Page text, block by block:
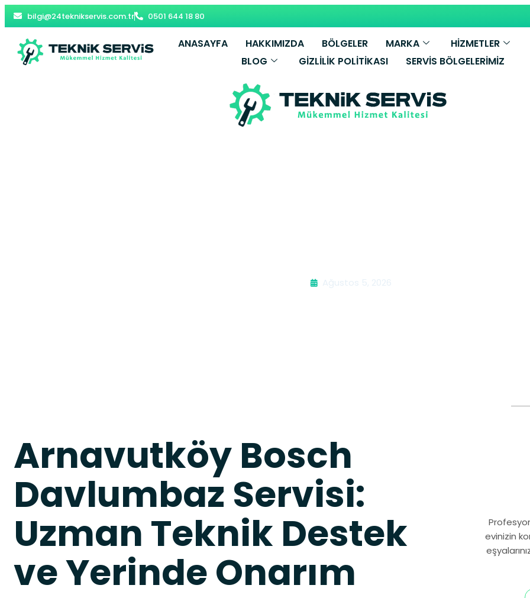
bilgi@24teknikservis.com.tr 0501 644 18 80
ANASAYFA HAKKIMIZDA BÖLGELER MARKA HİZMETLER
BLOG
GIZLILIK POLITIKASI SERVIS BÖLGELERIMIZ
Ağustos 5, 2026
Arnavutköy Bosch
Davlumbaz Servisi:
Uzman Teknik Destek
ve Yerinde Onarım
evinizin